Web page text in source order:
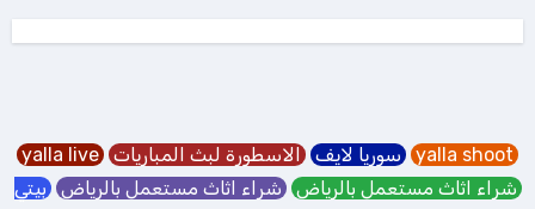
yalla shoot سوريا لايف الاسطورة لبث المباريات yalla live
شراء اثاث مستعمل بالرياض شراء اثاث مستعمل بالرياض بيتي